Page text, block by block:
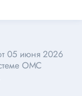
05 июня 2026
ОМС